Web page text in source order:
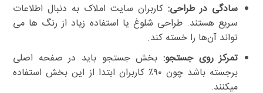
سادگی در طراحی:کاربران سایت املاک به دنبال اطلاعات
سریع هستند. طراحی شلوغ یا استفاده زیاد از رنگ ها می
تواند آن‌ها را خسته کند.
تمرکز روی جستجو: بخش جستجو باید در صفحه اصلی
برجسته باشد چون ۹۰٪ کاربران ابتدا از این بخش استفاده
میکنند.